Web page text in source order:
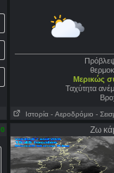
Μερικώς
Ταχύτητα
Ιστορία - Aεροδρόμιο -
Ζω